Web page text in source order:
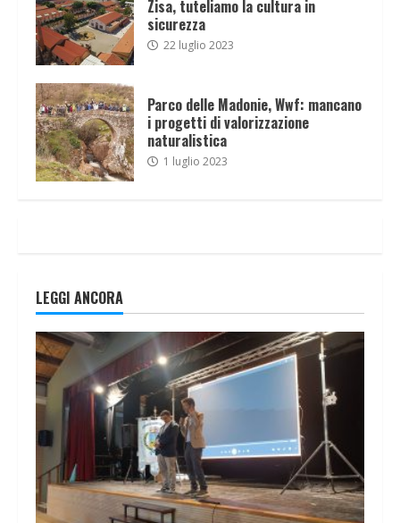
Zisa, tuteliamo la cultura in
sicurezza
22 luglio 2023
Parco delle Madonie, Wwf: mancano
i progetti di valorizzazione
naturalistica
1 luglio 2023
LEGGI ANCORA